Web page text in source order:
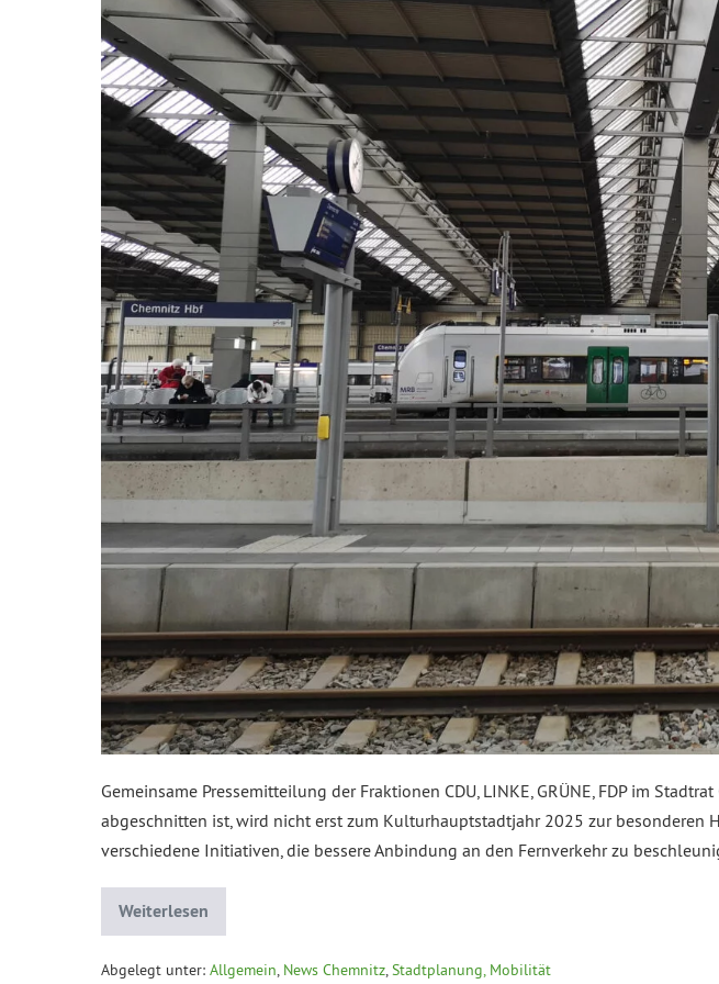
Gemeinsame Pressemitteilung der Fraktionen CDU, LINKE, GRÜNE, FDP im
abgeschnitten ist, wird nicht erst zum Kulturhauptstadtjahr 2025 zur besonderen
verschiedene Initiativen, die bessere Anbindung an den Fernverkehr zu
Weiterlesen
Abgelegt unter: Allgemein, News Chemnitz,Stadtplanung, Mobilität